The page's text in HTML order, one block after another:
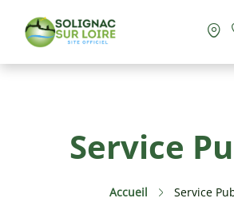
Vie Pratique
Culture & Loisirs
Service
Accueil Service